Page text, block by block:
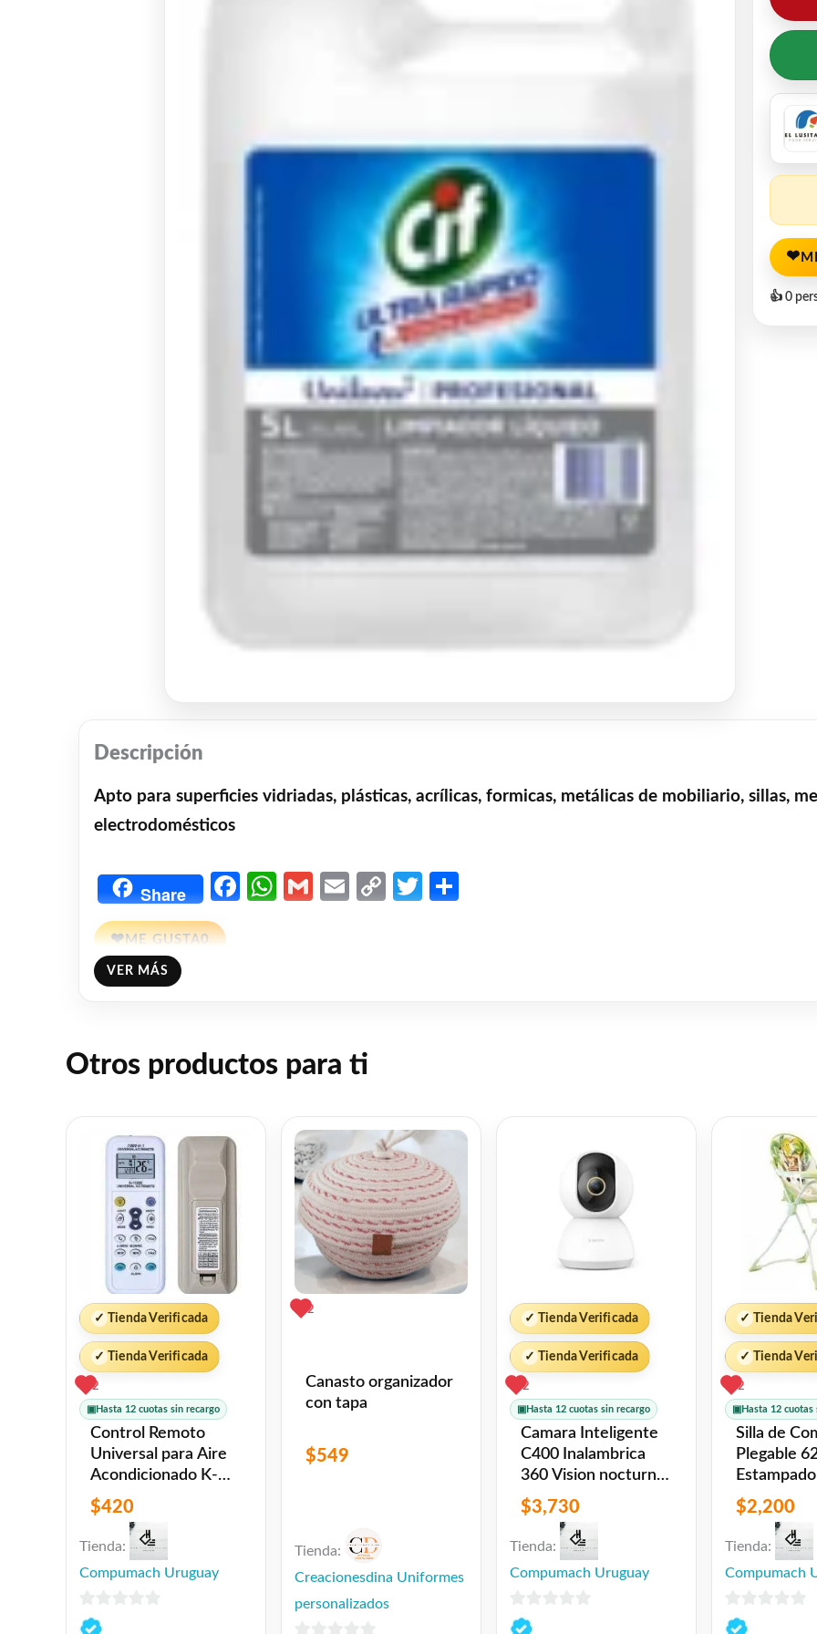
❤
👍 0
Descripción
Apto para superficies vidriadas, plásticas, acrílicas, formicas, metálicas de mobiliario, sillas,
electrodomésticos
Share Facebook
WhatsApp
GmailEmailCopyTwitter
❤ME GUSTA0
👍 0 personas recomiendan este producto
VER MÁS
Otros productos para ti
✓ Tienda Verificada
✓ Tienda Verificada
2
▣ Hasta 12 cuotas sin recargo
Control Remoto
Universal para Aire
Acondicionado K-
1028E
$420
Tienda:
Compumach Uruguay
0
2
Canasto organizador
con tapa
$549
Tienda:
Creacionesdina Uniformes
personalizados
✓ Tienda Verificada
✓ Tienda Verificada
2
▣ Hasta 12 cuotas sin recargo
Camara Inteligente
C400 Inalambrica
360 Vision nocturna
2.5K Xiaomi
$3,730
Tienda:
Compumach Uruguay
0
✓ Tienda
✓ Tienda
2
▣ Hasta 12 cuotas
Silla de
Plegable
Verde
$2,200
Tienda:
Compumach
0